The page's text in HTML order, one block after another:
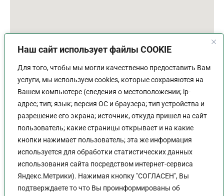
Наш сайт использует файлы COOKIE
Для того, чтобы мы могли качественно предоставить Вам
услуги, мы используем cookies, которые сохраняются на
Вашем компьютере (сведения о местоположении; ip-
адрес; тип; язык; версия ОС и браузера; тип устройства и
разрешение его экрана; источник, откуда пришел на сайт
пользователь; какие страницы открывает и на какие
кнопки нажимает пользователь; эта же информация
используется для обработки статистических данных
использования сайта посредством интернет-сервиса
Яндекс.Метрики). Нажимая кнопку "СОГЛАСЕН", Вы
подтверждаете то что Вы проинформированы об
График работы
Пн-Пт:9:00 - 18:00
Перерыв:13:00 - 14:00
Выходной:Сб - Вс